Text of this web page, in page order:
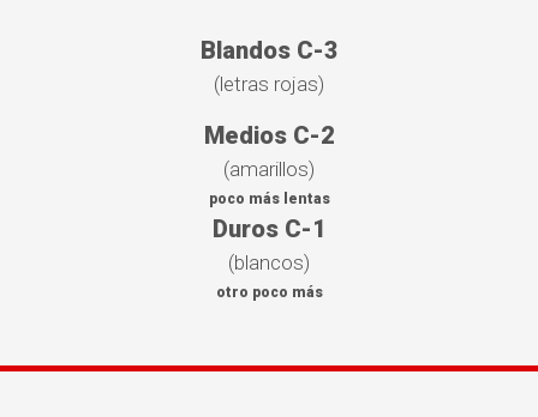
Blandos C-3
(letras rojas)
Medios C-2
(amarillos)
poco más lentas
Duros C-1
(blancos)
otro poco más